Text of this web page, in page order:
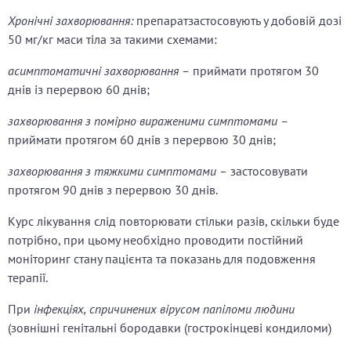
Хронічні захворювання: препаратзастосовують у добовій дозі
50 мг/кг маси тіла за такими схемами:
асимптоматичні захворювання – приймати протягом 30
днів із перервою 60 днів;
захворювання з помірно вираженими симптомами –
приймати протягом 60 днів з перервою 30 днів;
захворювання з тяжкими симптомами – застосовувати
протягом 90 днів з перервою 30 днів.
Курс лікування слід повторювати стільки разів, скільки буде
потрібно, при цьому необхідно проводити постійний
моніторинг стану пацієнта та показань для подовження
терапії.
При інфекціях, спричинених вірусом папіломи людини
(зовнішні генітальні бородавки (гострокінцеві кондиломи)